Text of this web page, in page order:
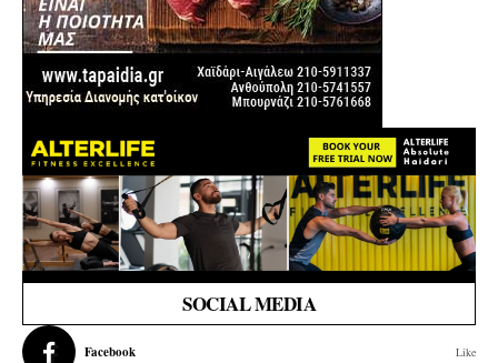
SOCIAL MEDIA
Facebook Like